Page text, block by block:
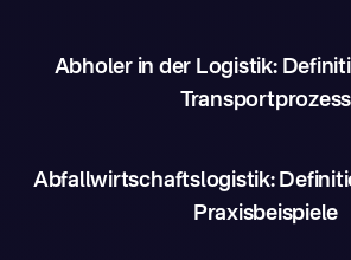
Abholer in der Logistik:
Transportprozess
Abfallwirtschaftslogistik:
Praxisbeispiele